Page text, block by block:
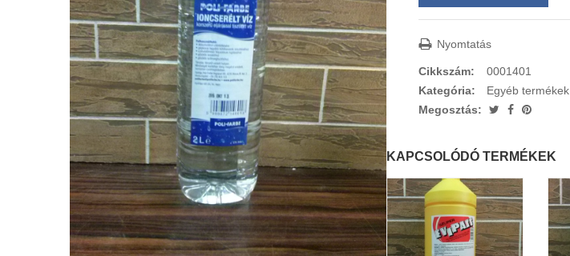
Nyomtatás
Cikkszám:
0001401
Kategória:
Egyéb termékek
Megosztás:
KAPCSOLÓDÓ TERMÉKEK